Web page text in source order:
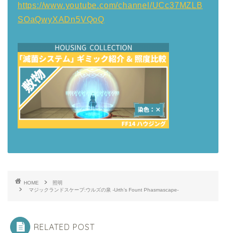
https://www.youtube.com/channel/UCc37MZLB
SOaQwyXADn5VQoQ
HOME
照明
マジックランドスケープ:ウルズの泉 -Urth’s Fount Phasmascape-
RELATED POST